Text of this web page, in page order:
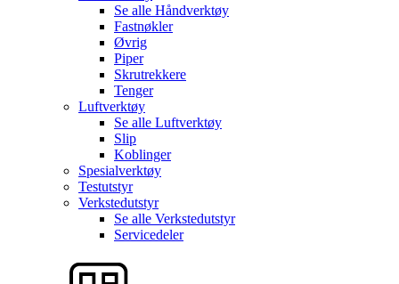
Se alle Håndverktøy
Fastnøkler
Øvrig
Piper
Skrutrekkere
Tenger
Luftverktøy
Se alle Luftverktøy
Slip
Koblinger
Spesialverktøy
Testutstyr
Verkstedutstyr
Se alle Verkstedutstyr
Servicedeler